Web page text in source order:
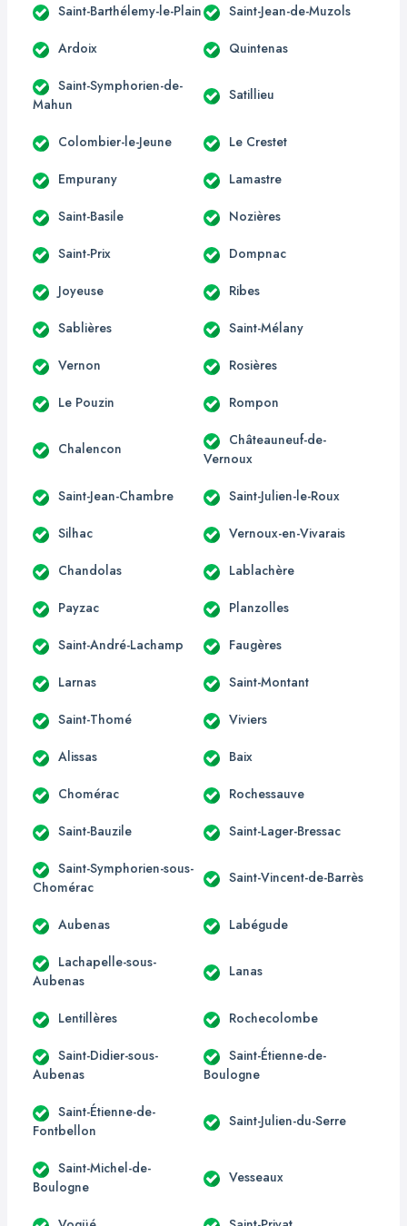
Saint-Barthélemy-le-Plain Saint-Jean-de-Muzols
Ardoix Quintenas
Saint-Symphorien-de-
Mahun
Satillieu
Colombier-le-Jeune Le Crestet
Empurany Lamastre
Saint-Basile Nozières
Saint-Prix Dompnac
Joyeuse Ribes
Sablières Saint-Mélany
Vernon Rosières
Le Pouzin Rompon
Chalencon
Châteauneuf-de-
Vernoux
Saint-Jean-Chambre Saint-Julien-le-Roux
Silhac Vernoux-en-Vivarais
Chandolas Lablachère
Payzac Planzolles
Saint-André-Lachamp Faugères
Larnas Saint-Montant
Saint-Thomé Viviers
Alissas Baix
Chomérac Rochessauve
Saint-Bauzile Saint-Lager-Bressac
Saint-Symphorien-sous-
Chomérac
Saint-Vincent-de-Barrès
Aubenas Labégude
Lachapelle-sous-
Aubenas
Lanas
Lentillères Rochecolombe
Saint-Didier-sous-
Aubenas
Saint-Étienne-de-
Boulogne
Saint-Étienne-de-
Fontbellon
Saint-Julien-du-Serre
Saint-Michel-de-
Boulogne
Vesseaux